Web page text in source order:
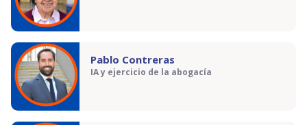
Pablo Contreras
IA y ejercicio de la abogacía